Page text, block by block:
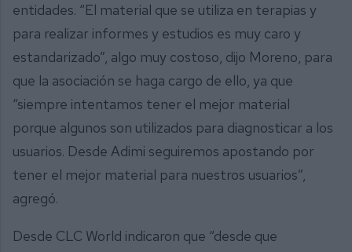
entidades. “El material que se utiliza en terapias y
para realizar informes y estudios es muy caro y
estandarizado”, algo muy costoso, dijo Moreno, para
que la asociación se haga cargo de ello, ya que
“siempre intentamos tener el mejor material
porque algunos son utilizados para diagnosticar a los
usuarios. Desde Adimi seguiremos apostando por
tener el mejor material para nuestros usuarios”,
agregó.
Desde CLC World indicaron que “desde que